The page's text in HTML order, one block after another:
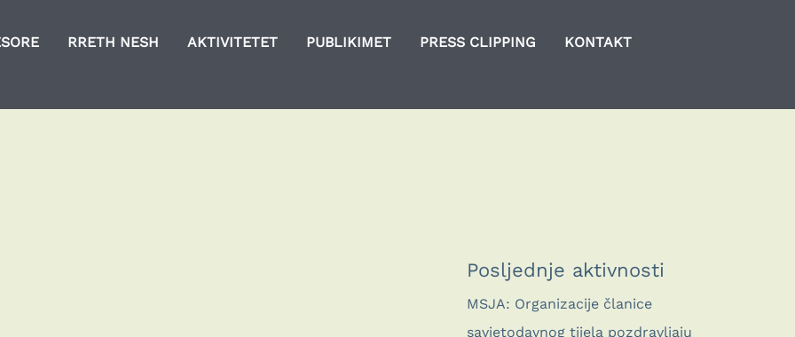
RRETH NESH AKTIVITETET PUBLIKIMET PRESS CLIPPING
KONTAKT
Posljednje aktivnosti
MSJA: Organizacije članice
savjetodavnog tijela pozdravljaju